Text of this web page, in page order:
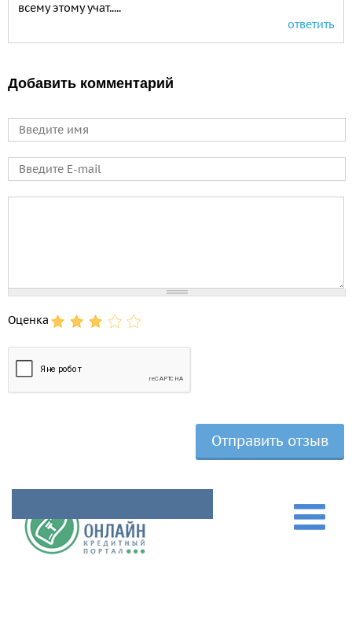
всему этому учат.....
ответить
Добавить комментарий
Имя
E-mail
Оценка